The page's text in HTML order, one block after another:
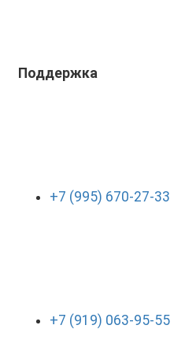
Поддержка
+7 (995) 670-27-33
+7 (919) 063-95-55